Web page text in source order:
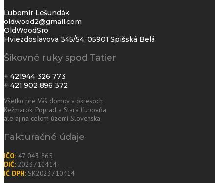
Ľubomír Lešundák
oldwood2@gmail.com
OldWoodSro
Hviezdoslavova 345/54, 05901 Spišská Belá
Šikovné ruky spod Tatier
+ 421944 326 773
+ 421 902 896 372
Všetko pre Váš domov v okresoch
Kežmarok, Poprad a Stará Ľubovňa
ale aj na celom území Slovenska.
Fakturačné údaje
IČO: 47 043 865
DIČ: 2023710414
IČ DPH: SK2023710414